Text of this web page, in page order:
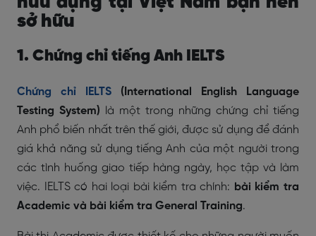
sở hữu
1. Chứng chỉ tiếng Anh IELTS
Chứng chỉ IELTS (International English Language
Testing System) là một trong những chứng chỉ tiếng
Anh phổ biến nhất trên thế giới, được sử dụng để đánh
giá khả năng sử dụng tiếng Anh của một người trong
các tình huống giao tiếp hàng ngày, học tập và làm
việc. IELTS có hai loại bài kiểm tra chính: bài kiểm tra
Academic và bài kiểm tra General Training.